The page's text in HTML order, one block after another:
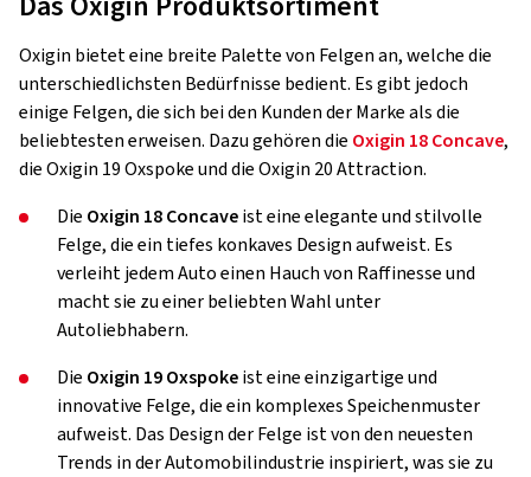
Oxigin bietet eine breite Palette von Felgen an, welche die
unterschiedlichsten Bedürfnisse bedient. Es gibt jedoch
einige Felgen, die sich bei den Kunden der Marke als die
beliebtesten erweisen. Dazu gehören die Oxigin 18 Concave,
die Oxigin 19 Oxspoke und die Oxigin 20 Attraction.
Die Oxigin 18 Concaveist eine elegante und stilvolle
Felge, die ein tiefes konkaves Design aufweist. Es
verleiht jedem Auto einen Hauch von Raffinesse und
macht sie zu einer beliebten Wahl unter
Autoliebhabern.
Die Oxigin 19 Oxspokeist eine einzigartige und
innovative Felge, die ein komplexes Speichenmuster
aufweist. Das Design der Felge ist von den neuesten
Trends in der Automobilindustrie inspiriert, was sie zu